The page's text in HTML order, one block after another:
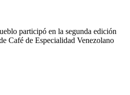
participó en la segunda edición
Café de Especialidad Venezolano